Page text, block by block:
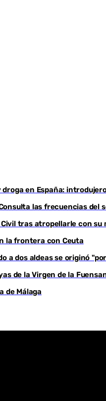
droga en España:
las frecuencias del
Civil tras atropellarle con su
la frontera con Ceuta
a dos aldeas se originó
de la Virgen de la
de Málaga